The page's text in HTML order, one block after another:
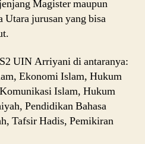
Magister maupun
jurusan yang bisa
UIN Arriyani di antaranya:
Ekonomi Islam, Hukum
Islam, Hukum
Pendidikan Bahasa
Tafsir Hadis, Pemikiran